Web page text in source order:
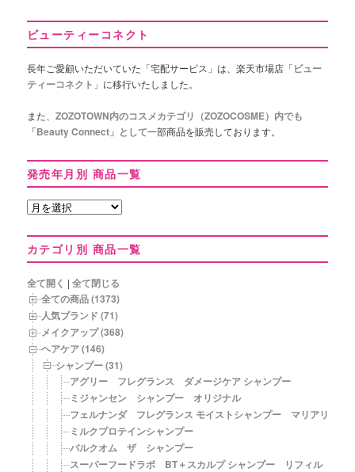
ビューティーコネクト
長年ご愛顧いただいていた「宅配サービス」は、楽天市場店「ビュー
ティーコネクト 」に移行いたしました。
また、ZOZOTOWN内のコスメカテゴリ（ZOZOCOSME）内でも
「Beauty Connect」として一部商品を販売しております。
発売年月別 商品一覧
発
年
月
別
商
品
一
覧
カテゴリ別 商品一覧
全て開く |全て閉じる
全ての商品 (1373)
人気ブランド (71)
メイクアップ (368)
ヘアケア (146)
シャンプー (31)
アグリー フレグランス ダメージケア シャンプー
ミジャンセン シャンプー オリジナル
フェルナンダ フレグランス モイストシャンプー マリアリゲル
ミルクプロテインシャンプー
バルクオム ザ シャンプー
スーパーフードラボ BT＋スカルプ シャンプー リフィル